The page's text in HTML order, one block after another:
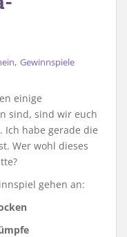
, Gewinnspiele
einige
sind, sind wir euch
Ich habe gerade die
Wer wohl dieses
gehen an: